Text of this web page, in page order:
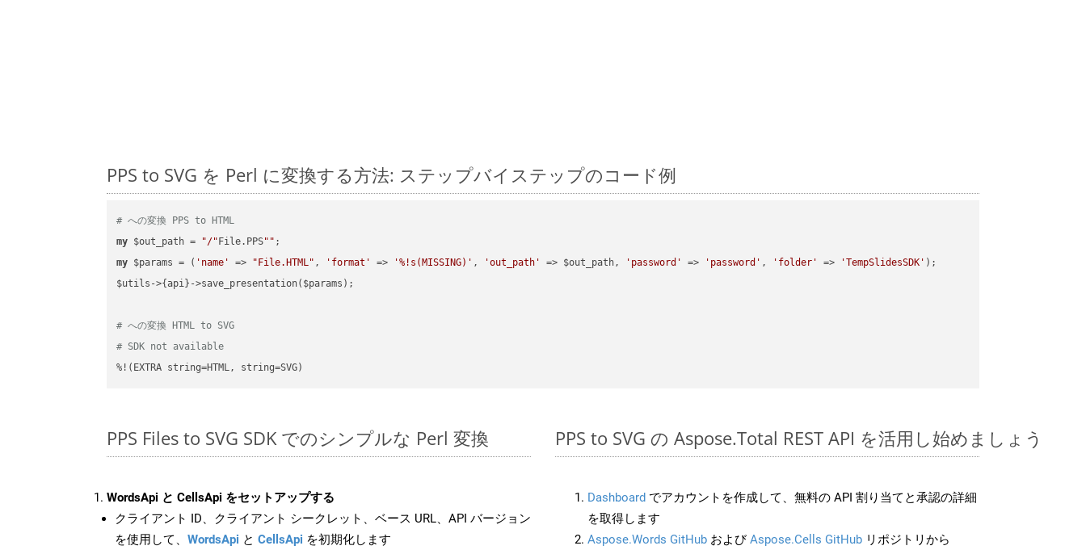
PPS to SVG を Perl に変換する方法: ステップバイステップのコード例
# への変換 PPS to HTML
my $out_path = "/" File.PPS""
my $params = ( 'name' => "File.HTML" , 'format' => '%!s(MISSING)' , 'out_path' => $out_path, 'password' => 'password' , 'folder' => 'TempSlidesSDK' );
$utils->{api}->save_presentation($params);
# への変換 HTML to SVG
# SDK not available
%!(EXTRA string=HTML, string=SVG)
PPS Files to SVG SDK でのシンプルな Perl 変換
WordsApi と CellsApi をセットアップする
クライアント ID、クライアント シークレット、ベース URL、API バージョン
を使用して、 WordsApi と CellsApi を初期化します
PPS to SVG の Aspose.Total REST API を活用し始めましょう
Dashboard でアカウントを作成して、無料の API 割り当てと承認の詳細
を取得します
Aspose.Words GitHub およびAspose.Cells GitHub リポジトリから